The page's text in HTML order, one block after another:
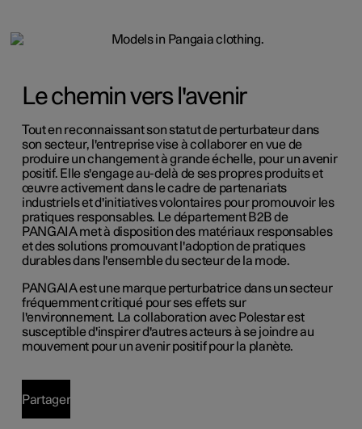
Le chemin vers l'avenir
Tout en reconnaissant son statut de perturbateur dans
son secteur, l'entreprise vise à collaborer en vue de
produire un changement à grande échelle, pour un avenir
positif. Elle s'engage au-delà de ses propres produits et
œuvre activement dans le cadre de partenariats
industriels et d'initiatives volontaires pour promouvoir les
pratiques responsables. Le département B2B de
PANGAIA met à disposition des matériaux responsables
et des solutions promouvant l'adoption de pratiques
durables dans l'ensemble du secteur de la mode.
PANGAIA est une marque perturbatrice dans un secteur
fréquemment critiqué pour ses effets sur
l'environnement. La collaboration avec Polestar est
susceptible d'inspirer d'autres acteurs à se joindre au
mouvement pour un avenir positif pour la planète.
Partager